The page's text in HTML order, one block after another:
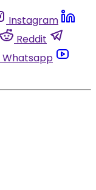
Instagram
Reddit
Whatsapp